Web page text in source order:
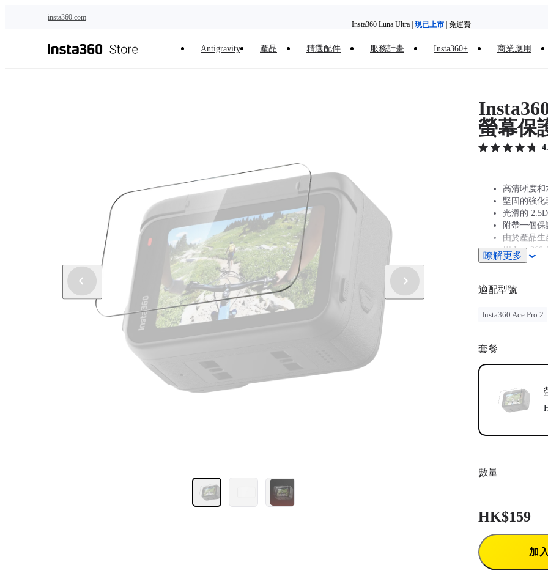
insta360.com
Insta360 Luna Ultra | 現已上市| 免運費
Antigravity 產品 精選配件 服務計畫 Insta360+ 商業應用
螢幕保
高清晰度
堅固的強化
光滑的
附帶一個
由於產品
用 Insta360
瞭解更多
適配型號
Insta360 Ace Pro 2
套餐
數量
HK$159
加